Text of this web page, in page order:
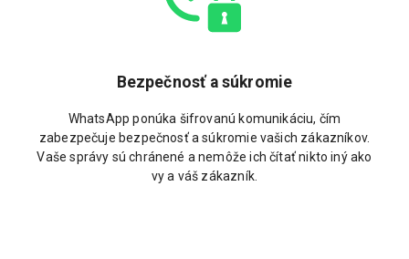
Bezpečnosť a súkromie
WhatsApp ponúka šifrovanú komunikáciu, čím
zabezpečuje bezpečnosť a súkromie vašich zákazníkov.
Vaše správy sú chránené a nemôže ich čítať nikto iný ako
vy a váš zákazník.